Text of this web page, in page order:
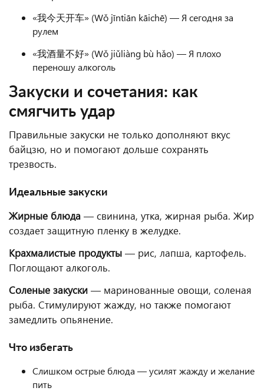
«我今天开车» (Wǒ jīntiān kāichē) — Я сегодня за
рулем
«我酒量不好» (Wǒ jiǔliàng bù hǎo) — Я плохо
переношу алкоголь
Закуски и сочетания: как
смягчить удар
Правильные закуски не только дополняют вкус
байцзю, но и помогают дольше сохранять
трезвость.
Идеальные закуски
Жирные блюда — свинина, утка, жирная рыба. Жир
создает защитную пленку в желудке.
Крахмалистые продукты — рис, лапша, картофель.
Поглощают алкоголь.
Соленые закуски — маринованные овощи, соленая
рыба. Стимулируют жажду, но также помогают
замедлить опьянение.
Что избегать
Слишком острые блюда — усилят жажду и желание
пить